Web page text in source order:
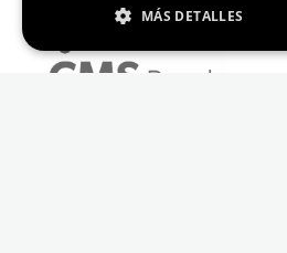
MÁS DETALLES